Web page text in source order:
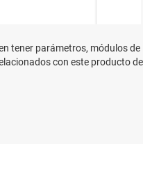
tener parámetros, módulos de
con este producto de